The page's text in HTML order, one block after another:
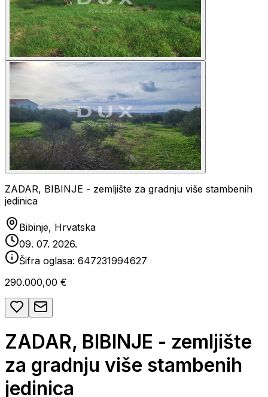
ZADAR, BIBINJE - zemljište za gradnju više stambenih
jedinica
Bibinje, Hrvatska
09. 07. 2026.
Šifra oglasa: 647231994627
290.000,00 €
ZADAR, BIBINJE - zemljište
za gradnju više stambenih
jedinica